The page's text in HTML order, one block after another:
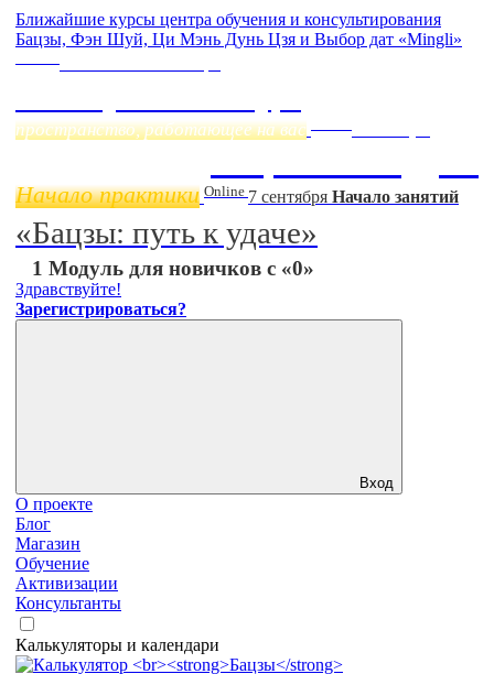
Ближайшие курсы центра обучения и консультирования
Бацзы, Фэн Шуй, Ци Мэнь Дунь Цзя и Выбор дат «Mingli»
пространство, работающее на вас
Начало практики Online 7 сентября Начало занятий
«Бацзы: путь к удаче»
1 Модуль для новичков с «0»
Здравствуйте!
Зарегистрироваться?
Вход
О проекте
Блог
Магазин
Обучение
Активизации
Консультанты
Калькуляторы и календари